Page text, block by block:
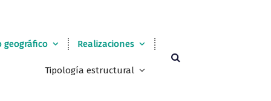
geográfico Realizaciones
Tipología estructural